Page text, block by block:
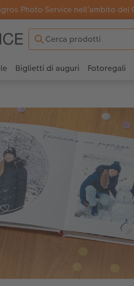
Photo Service nell’ambito
Biglietti di auguri Fotoregali